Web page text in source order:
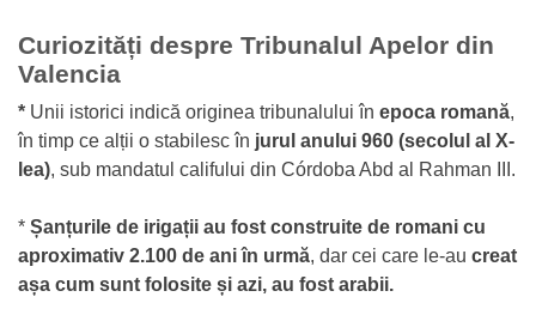
Curiozități despre Tribunalul Apelor din
Valencia
* Unii istorici indică originea tribunalului în epoca romană,
în timp ce alții o stabilesc în jurul anului 960 (secolul al X-
lea), sub mandatul califului din Córdoba Abd al Rahman III.
* Șanțurile de irigații au fost construite de romani cu
aproximativ 2.100 de ani în urmă, dar cei care le-au creat
așa cum sunt folosite și azi, au fost arabii.